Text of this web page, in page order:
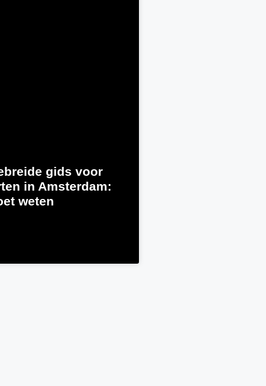
gids voor
in Amsterdam:
weten